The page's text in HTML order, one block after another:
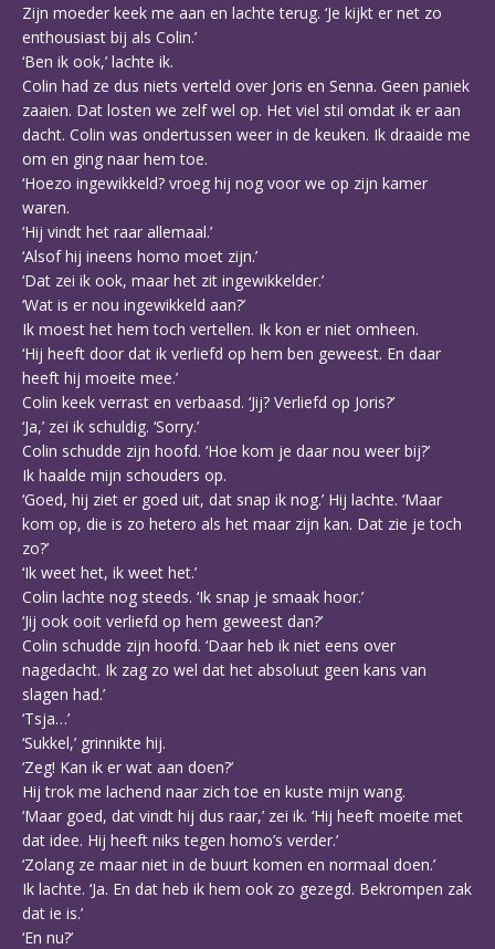
Zijn moeder keek me aan en lachte terug. ‘Je kijkt er net zo
enthousiast bij als Colin.’
‘Ben ik ook,’ lachte ik.
Colin had ze dus niets verteld over Joris en Senna. Geen paniek
zaaien. Dat losten we zelf wel op. Het viel stil omdat ik er aan
dacht. Colin was ondertussen weer in de keuken. Ik draaide me
om en ging naar hem toe.
‘Hoezo ingewikkeld? vroeg hij nog voor we op zijn kamer
waren.
‘Hij vindt het raar allemaal.’
‘Alsof hij ineens homo moet zijn.’
‘Dat zei ik ook, maar het zit ingewikkelder.’
‘Wat is er nou ingewikkeld aan?’
Ik moest het hem toch vertellen. Ik kon er niet omheen.
‘Hij heeft door dat ik verliefd op hem ben geweest. En daar
heeft hij moeite mee.’
Colin keek verrast en verbaasd. ‘Jij? Verliefd op Joris?’
‘Ja,’ zei ik schuldig. ‘Sorry.’
Colin schudde zijn hoofd. ‘Hoe kom je daar nou weer bij?’
Ik haalde mijn schouders op.
‘Goed, hij ziet er goed uit, dat snap ik nog.’ Hij lachte. ‘Maar
kom op, die is zo hetero als het maar zijn kan. Dat zie je toch
zo?’
‘Ik weet het, ik weet het.’
Colin lachte nog steeds. ‘Ik snap je smaak hoor.’
‘Jij ook ooit verliefd op hem geweest dan?’
Colin schudde zijn hoofd. ‘Daar heb ik niet eens over
nagedacht. Ik zag zo wel dat het absoluut geen kans van
slagen had.’
‘Tsja…’
‘Sukkel,’ grinnikte hij.
‘Zeg! Kan ik er wat aan doen?’
Hij trok me lachend naar zich toe en kuste mijn wang.
‘Maar goed, dat vindt hij dus raar,’ zei ik. ‘Hij heeft moeite met
dat idee. Hij heeft niks tegen homo’s verder.’
‘Zolang ze maar niet in de buurt komen en normaal doen.’
Ik lachte. ‘Ja. En dat heb ik hem ook zo gezegd. Bekrompen zak
dat ie is.’
‘En nu?’